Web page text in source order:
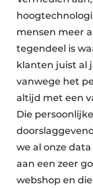
mensen meer
tegendeel is
klanten juist al
vanwege het
altijd met een
Die
we al onze
aan een zeer
webshop en